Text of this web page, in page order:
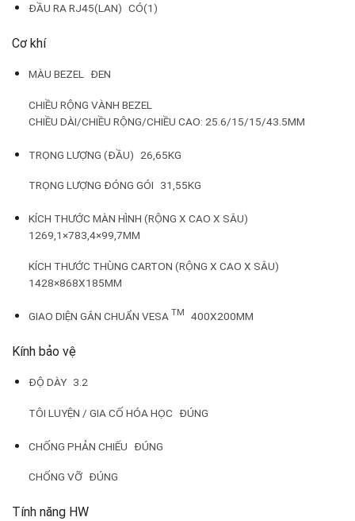
ĐẦU RA RJ45(LAN) CÓ(1)
Cơ khí
MÀU BEZEL ĐEN
CHIỀU RỘNG VÀNH BEZEL
CHIỀU DÀI/CHIỀU RỘNG/CHIỀU CAO: 25.6/15/15/43.5MM
TRỌNG LƯỢNG (ĐẦU) 26,65KG
TRỌNG LƯỢNG ĐÓNG GÓI 31,55KG
KÍCH THƯỚC MÀN HÌNH (RỘNG X CAO X SÂU)
1269,1×783,4×99,7MM
KÍCH THƯỚC THÙNG CARTON (RỘNG X CAO X SÂU)
1428×868X185MM
GIAO DIỆN GẮN CHUẨN VESA TM 400X200MM
Kính bảo vệ
ĐỘ DÀY 3.2
TÔI LUYỆN / GIA CỐ HÓA HỌC ĐÚNG
CHỐNG PHẢN CHIẾU ĐÚNG
CHỐNG VỠ ĐÚNG
Tính năng HW